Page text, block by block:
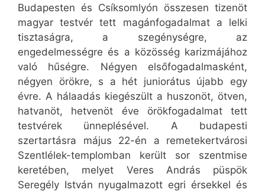
Budapesten és Csíksomlyón összesen tizenöt
magyar testvér tett magánfogadalmat a lelki
tisztaságra, a szegénységre, az
engedelmességre és a közösség karizmájához
való hűségre. Négyen elsőfogadalmasként,
négyen örökre, s a hét juniorátus újabb egy
évre. A hálaadás kiegészült a huszonöt, ötven,
hatvanöt, hetvenöt éve örökfogadalmat tett
testvérek ünneplésével. A budapesti
szertartásra május 22-én a remetekertvárosi
Szentlélek-templomban került sor szentmise
keretében, melyet Veres András püspök
Seregély István nyugalmazott egri érsekkel és